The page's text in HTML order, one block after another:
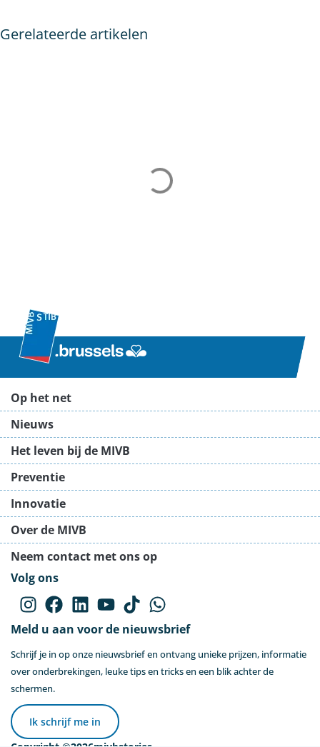
Gerelateerde artikelen
Op het net
Nieuws
Het leven bij de MIVB
Preventie
Innovatie
Over de MIVB
Neem contact met ons op
Volg ons
Meld u aan voor de nieuwsbrief
Schrijf je in op onze nieuwsbrief en ontvang unieke prijzen, informatie
over onderbrekingen, leuke tips en tricks en een blik achter de
schermen.
Ik schrijf me in